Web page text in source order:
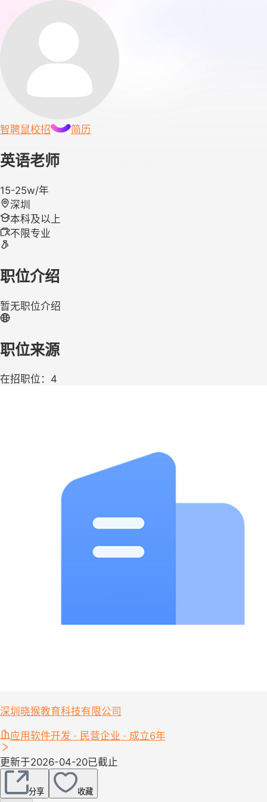
智聘鼠校招 简历
英语老师
15-25w/年
深圳
本科及以上
不限专业
职位介绍
暂无职位介绍
职位来源
在招职位：4
深圳晓猴教育科技有限公司
应用软件开发 · 民营企业 · 成立6年
更新于2026-04-20已截止
分享 收藏